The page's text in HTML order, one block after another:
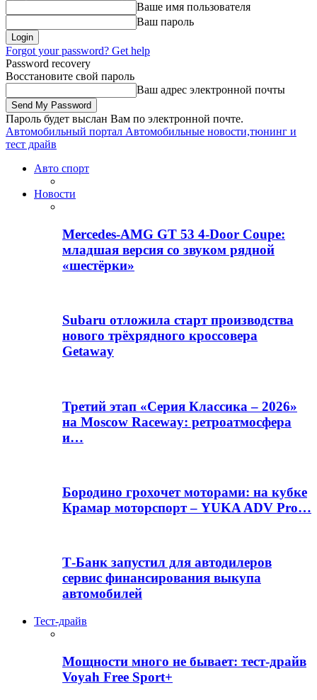
Ваше имя пользователя
Ваш пароль
Forgot your password? Get help
Password recovery
Восстановите свой пароль
Ваш адрес электронной почты
Пароль будет выслан Вам по электронной почте.
Автомобильный портал Автомобильные новости,тюнинг и
тест драйв
Авто спорт
Новости
Mercedes-AMG GT 53 4-Door Coupe:
младшая версия со звуком рядной
«шестёрки»
Subaru отложила старт производства
нового трёхрядного кроссовера
Getaway
Третий этап «Серия Классика – 2026»
на Moscow Raceway: ретроатмосфера
и…
Бородино грохочет моторами: на кубке
Крамар моторспорт – YUKA ADV Pro…
Т-Банк запустил для автодилеров
сервис финансирования выкупа
автомобилей
Тест-драйв
Мощности много не бывает: тест-драйв
Voyah Free Sport+